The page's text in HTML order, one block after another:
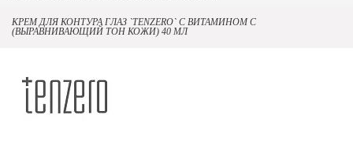
КРЕМ ДЛЯ КОНТУРА ГЛАЗ `TENZERO` С ВИТАМИНОМ С
(ВЫРАВНИВАЮЩИЙ ТОН КОЖИ) 40 МЛ